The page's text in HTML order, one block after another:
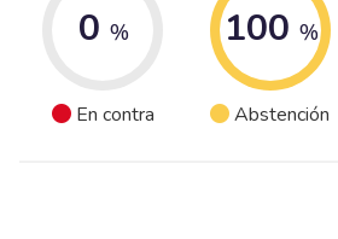
0 %
En contra
100 %
Abstención